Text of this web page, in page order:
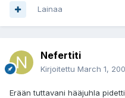
Lainaa
Nefertiti
Kirjoitettu March 1,
Erään tuttavani hääjuhla